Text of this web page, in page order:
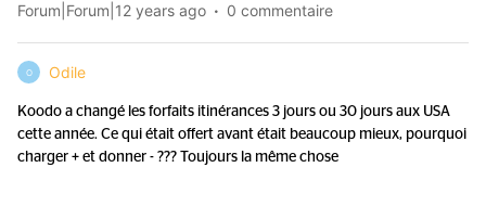
Forum|Forum|12 years ago 0 commentaire
O Odile
Koodo a changé les forfaits itinérances 3 jours ou 30 jours aux USA
cette année. Ce qui était offert avant était beaucoup mieux, pourquoi
charger + et donner - ??? Toujours la même chose